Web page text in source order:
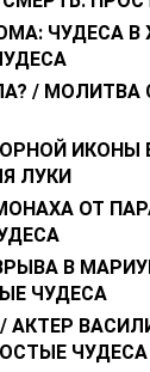
ЧУДЕСА В
/ МОЛИТВА
ЛУКИ
ОТ
В
ЧУДЕСА
АКТЕР
ЧУДЕСА